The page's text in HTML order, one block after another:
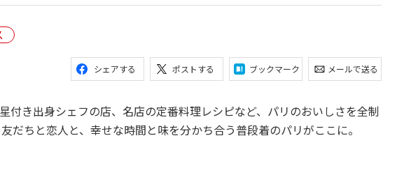
シェアする ポストする ブックマーク メールで送る
付き出身シェフの店、名店の定番料理レシピなど、パリのおいしさを全制
だちと恋人と、幸せな時間と味を分かち合う普段着のパリがここに。